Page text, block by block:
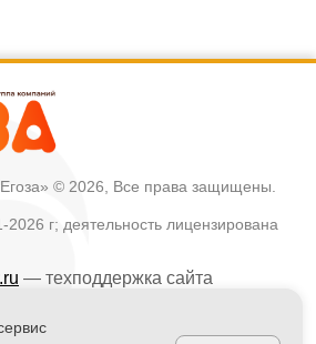
© 2026, Все права защищены.
г; деятельность лицензирована
— техподдержка сайта
обработки персональных данных